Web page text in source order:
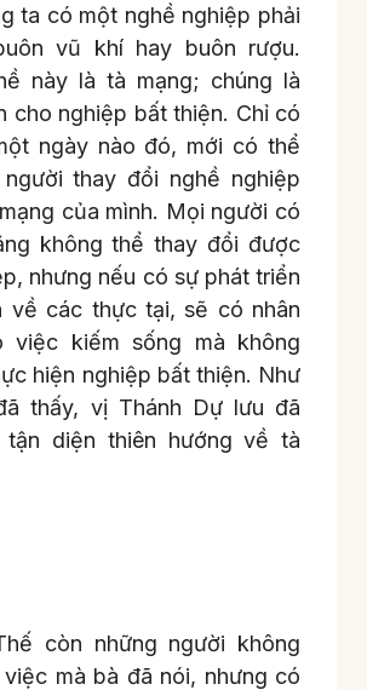
ta có một nghề nghiệp phải
vũ khí hay buôn rượu.
này là tà mạng; chúng là
cho nghiệp bất thiện. Chỉ có
ngày nào đó, mới có thể
thay đổi nghề nghiệp
của mình. Mọi người có
không thể thay đổi được
nhưng nếu có sự phát triển
về các thực tại, sẽ có nhân
việc kiếm sống mà không
hiện nghiệp bất thiện. Như
thấy, vị Thánh Dự lưu đã
tận diện thiên hướng về tà
còn những người không
việc mà bà đã nói, nhưng có